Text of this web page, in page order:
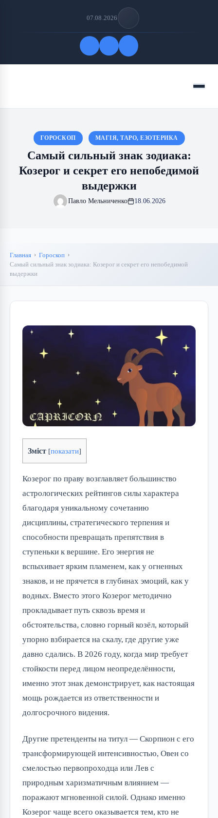
07.08.2026
Меню
ГОРОСКОП МАГІЯ, ТАРО, ЕЗОТЕРИКА
Самый сильный знак зодиака:
Козерог и секрет его непобедимой
выдержки
Павло Мельниченко 18.06.2026
Главная
Гороскоп
Самый сильный знак зодиака: Козерог и секрет его непобедимой
выдержки
Зміст [показати]
Козерог по праву возглавляет большинство
астрологических рейтингов силы характера
благодаря уникальному сочетанию
дисциплины, стратегического терпения и
способности превращать препятствия в
ступеньки к вершине. Его энергия не
вспыхивает ярким пламенем, как у огненных
знаков, и не прячется в глубинах эмоций, как у
водных. Вместо этого Козерог методично
прокладывает путь сквозь время и
обстоятельства, словно горный козёл, который
упорно взбирается на скалу, где другие уже
давно сдались. В 2026 году, когда мир требует
стойкости перед лицом неопределённости,
именно этот знак демонстрирует, как настоящая
мощь рождается из ответственности и
долгосрочного видения.
Другие претенденты на титул — Скорпион с его
трансформирующей интенсивностью, Овен со
смелостью первопроходца или Лев с
природным харизматичным влиянием —
поражают мгновенной силой. Однако именно
Козерог чаще всего оказывается тем, кто не